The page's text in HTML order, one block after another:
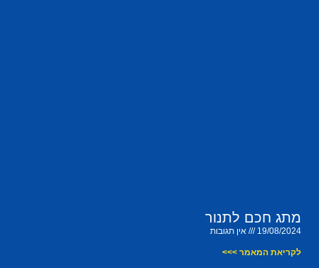
מתג חכם לתנור
19/08/2024 אין תגובות
לקריאת המאמר >>>